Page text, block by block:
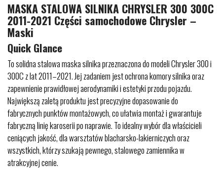
MASKA STALOWA SILNIKA CHRYSLER 300 300C
2011-2021 Części samochodowe Chrysler –
Maski
Quick Glance
To solidna stalowa maska silnika przeznaczona do modeli Chrysler 300 i
300C z lat 2011–2021. Jej zadaniem jest ochrona komory silnika oraz
zapewnienie prawidłowej aerodynamiki i estetyki przodu pojazdu.
Największą zaletą produktu jest precyzyjne dopasowanie do
fabrycznych punktów montażowych, co ułatwia montaż i gwarantuje
fabryczną linię karoserii po naprawie. To idealny wybór dla właścicieli
ceniących jakość, dla warsztatów blacharsko-lakierniczych oraz
wszystkich, którzy szukają pewnego, stalowego zamiennika w
atrakcyjnej cenie.